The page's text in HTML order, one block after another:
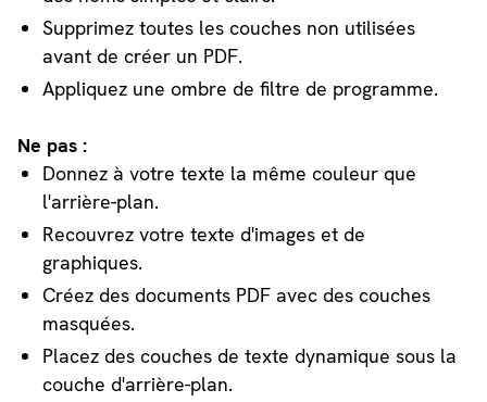
Supprimez toutes les couches non utilisées
avant de créer un PDF.
Appliquez une ombre de filtre de programme.
Ne pas :
Donnez à votre texte la même couleur que
l'arrière-plan.
Recouvrez votre texte d'images et de
graphiques.
Créez des documents PDF avec des couches
masquées.
Placez des couches de texte dynamique sous la
couche d'arrière-plan.